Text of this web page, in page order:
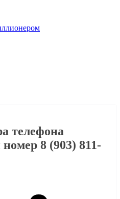
телефона
8 (903) 811-